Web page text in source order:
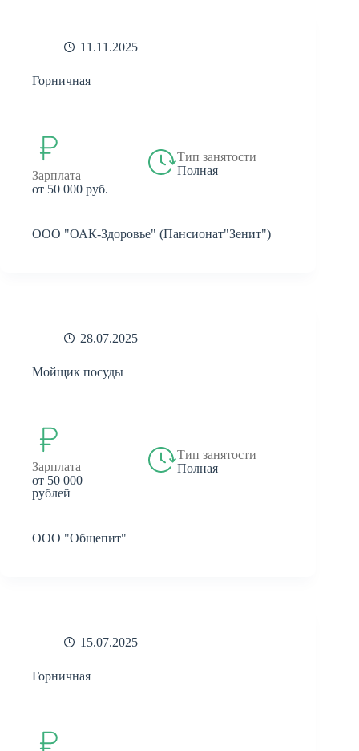
11.11.2025
Горничная
Зарплата
от 50 000 руб.
Тип занятости
Полная
ООО "ОАК-Здоровье" (Пансионат"Зенит")
28.07.2025
Мойщик посуды
Зарплата
от 50 000
рублей
Тип занятости
Полная
ООО "Общепит"
15.07.2025
Горничная